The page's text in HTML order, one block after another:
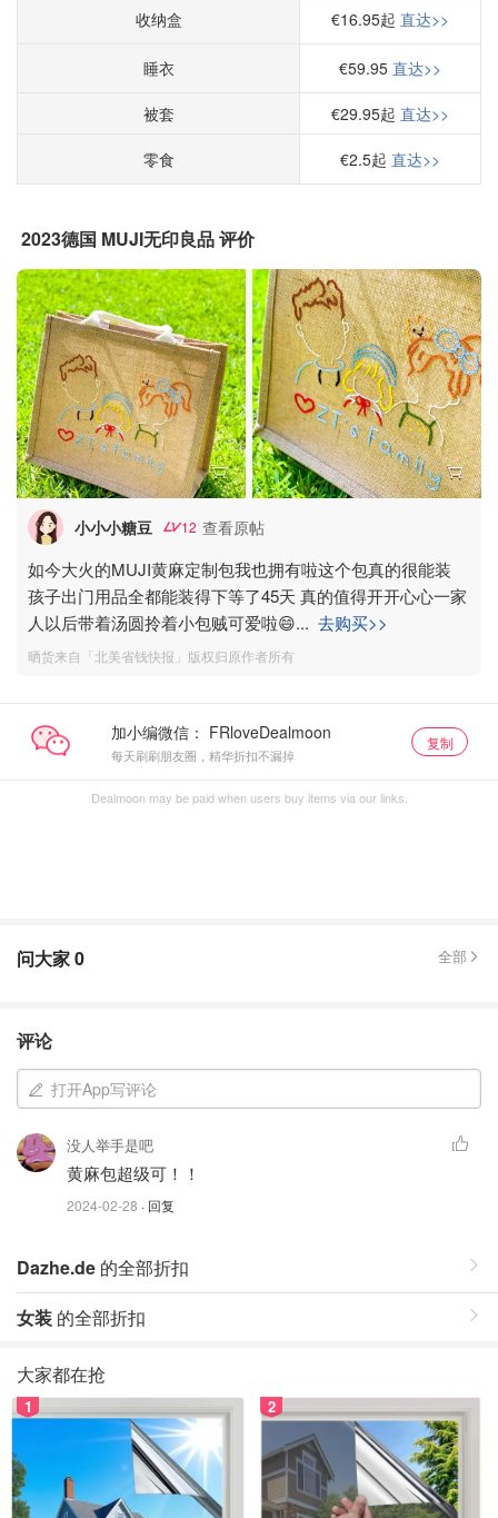
收纳盒 €16.95起 直达>>
睡衣 €59.95 直达>>
被套 €29.95起 直达>>
零食 €2.5起 直达>>
2023德国 MUJI无印良品 评价
小小小糖豆 12 查看原帖
如今大火的MUJI黄麻定制包我也拥有啦这个包真的很能装
孩子出门用品全都能装得下等了45天 真的值得开开心心一家
人以后带着汤圆拎着小包贼可爱啦😄... 去购买>>
晒货来自「北美省钱快报」版权归原作者所有
加小编微信：
每天刷刷朋友圈，精华折扣不漏掉
复制
Dealmoon may be paid when users buy items via our links.
问大家0 全部
评论
打开App写评论
没人举手是吧
黄麻包超级可！！
2024-02-28 · 回复
Dazhe.de 的全部折扣
女装 的全部折扣
大家都在抢
1 2